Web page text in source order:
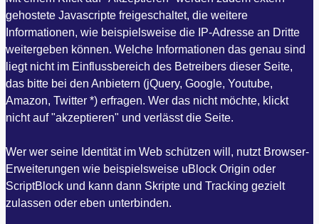
gehostete Javascripte freigeschaltet, die weitere
Informationen, wie beispielsweise die IP-Adresse an Dritte
weitergeben können. Welche Informationen das genau sind
liegt nicht im Einflussbereich des Betreibers dieser Seite,
das bitte bei den Anbietern (jQuery, Google, Youtube,
Amazon, Twitter *) erfragen. Wer das nicht möchte, klickt
nicht auf "akzeptieren" und verlässt die Seite.
Wer wer seine Identität im Web schützen will, nutzt Browser-
Erweiterungen wie beispielsweise uBlock Origin oder
ScriptBlock und kann dann Skripte und Tracking gezielt
zulassen oder eben unterbinden.